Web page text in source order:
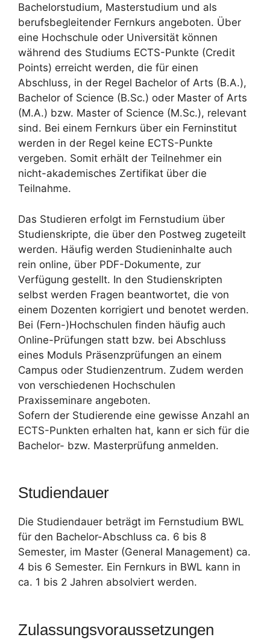
Bachelorstudium, Masterstudium und als
berufsbegleitender Fernkurs angeboten. Über
eine Hochschule oder Universität können
während des Studiums ECTS-Punkte (Credit
Points) erreicht werden, die für einen
Abschluss, in der Regel Bachelor of Arts (B.A.),
Bachelor of Science (B.Sc.) oder Master of Arts
(M.A.) bzw. Master of Science (M.Sc.), relevant
sind. Bei einem Fernkurs über ein Ferninstitut
werden in der Regel keine ECTS-Punkte
vergeben. Somit erhält der Teilnehmer ein
nicht-akademisches Zertifikat über die
Teilnahme.
Das Studieren erfolgt im Fernstudium über
Studienskripte, die über den Postweg zugeteilt
werden. Häufig werden Studieninhalte auch
rein online, über PDF-Dokumente, zur
Verfügung gestellt. In den Studienskripten
selbst werden Fragen beantwortet, die von
einem Dozenten korrigiert und benotet werden.
Bei (Fern-)Hochschulen finden häufig auch
Online-Prüfungen statt bzw. bei Abschluss
eines Moduls Präsenzprüfungen an einem
Campus oder Studienzentrum. Zudem werden
von verschiedenen Hochschulen
Praxisseminare angeboten.
Sofern der Studierende eine gewisse Anzahl an
ECTS-Punkten erhalten hat, kann er sich für die
Bachelor- bzw. Masterprüfung anmelden.
Studiendauer
Die Studiendauer beträgt im Fernstudium BWL
für den Bachelor-Abschluss ca. 6 bis 8
Semester, im Master (General Management) ca.
4 bis 6 Semester. Ein Fernkurs in BWL kann in
ca. 1 bis 2 Jahren absolviert werden.
Zulassungsvoraussetzungen